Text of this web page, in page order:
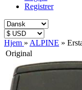
Registrer
Hjem » ALPINE »
Original